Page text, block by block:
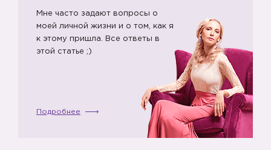
Мне часто задают вопросы о
моей личной жизни и о том, как я
к этому пришла. Все ответы в
этой статье ;)
Подробнее